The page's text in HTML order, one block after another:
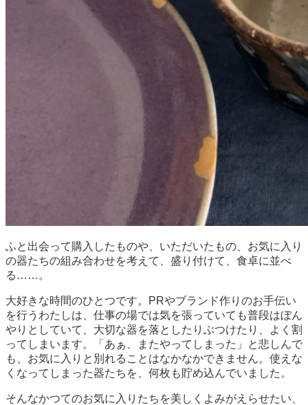
ふと出会って購入したものや、いただいたもの、お気に入り
の器たちの組み合わせを考えて、盛り付けて、食卓に並べ
る……。
大好きな時間のひとつです。PRやブランド作りのお手伝い
を行うわたしは、仕事の場では気を張っていても普段はぼん
やりとしていて、大切な器を落としたりぶつけたり、よく割
ってしまいます。「あぁ、またやってしまった」と悲しんで
も、お気に入りと別れることはなかなかできません。使えな
くなってしまった器たちを、何枚も貯め込んでいました。
そんなかつてのお気に入りたちを美しくよみがえらせたい、